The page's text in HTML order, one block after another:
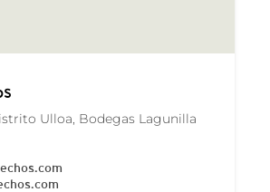
Ulloa, Bodegas Lagunilla